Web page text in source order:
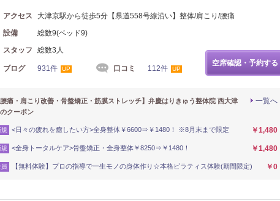
アクセス
大津京駅から徒歩5分【県道558号線沿い】整体/肩こり/腰痛
設備
総数9(ベッド9)
スタッフ
総数3人
ブログ 931件 UP 口コミ 112件 UP
空席確認・予約する
一覧へ
腰痛・肩こり改善・骨盤矯正・筋膜ストレッチ】弁慶はりきゅう整体院 西大津
クーポン
規 <日々の疲れを癒したい方>全身整体￥6600⇒￥1480！ ※8月末まで限定 ￥1,480
規 <全身トータルケア>骨盤矯正・全身整体￥8250⇒￥1480！ ￥1,480
員 【無料体験】プロの指導で一生モノの身体作り☆本格ピラティス体験(期間限定) ￥0